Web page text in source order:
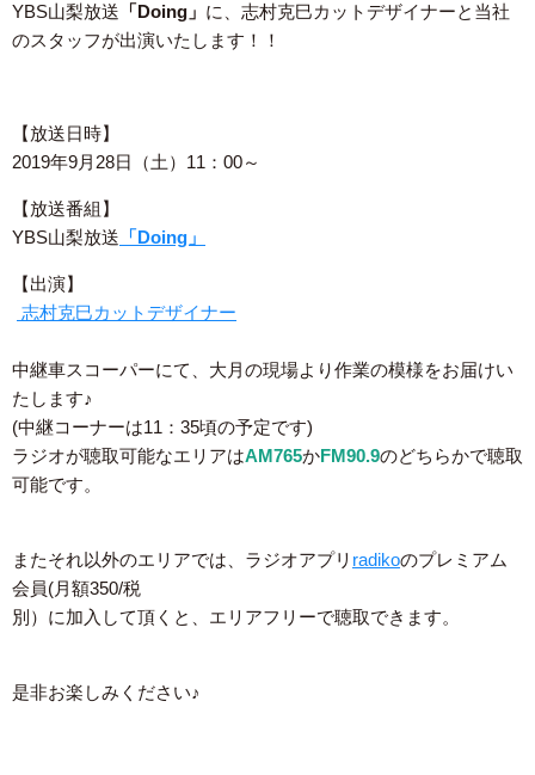
YBS山梨放送 「Doing」 に、志村克巳カットデザイナーと当社
のスタッフが出演いたします！！
【放送日時】
2019年9月28日（土）11：00～
【放送番組】
YBS山梨放送 「Doing」
【出演】
志村克巳カットデザイナー
中継車スコーパーにて、大月の現場より作業の模様をお届けい
たします♪
(中継コーナーは11：35頃の予定です)
ラジオが聴取可能なエリアはAM765かFM90.9のどちらかで聴取
可能です。
またそれ以外のエリアでは、ラジオアプリ radikoのプレミアム
会員(月額350/税
別）に加入して頂くと、エリアフリーで聴取できます。
是非お楽しみください♪